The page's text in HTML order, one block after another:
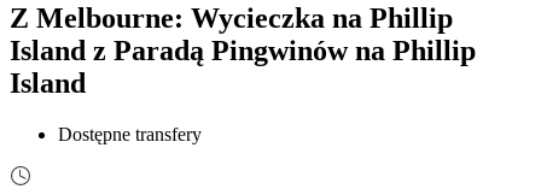
Z Melbourne: Wycieczka na Phillip
Island z Paradą Pingwinów na Phillip
Island
Dostępne transfery